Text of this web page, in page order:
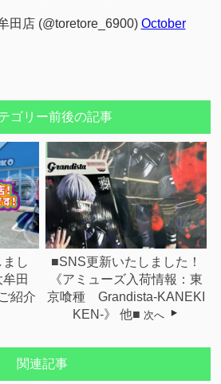
田店 (@toretore_6900) October
ゴリー前後の記事
し
田
紹介
■SNS更新いたしました！
《アミューズ入荷情報：東
京喰種 Grandista-KANEKI
KEN-》 他■ 次へ
関連記事